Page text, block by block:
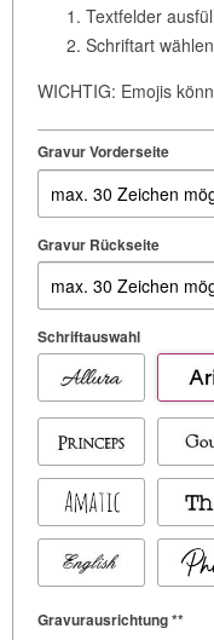
Textfelder
Schriftart wählen
WICHTIG: Emojis
Gravur Vorderseite
Gravur Rückseite
Schriftauswahl
Gravurausrichtung **